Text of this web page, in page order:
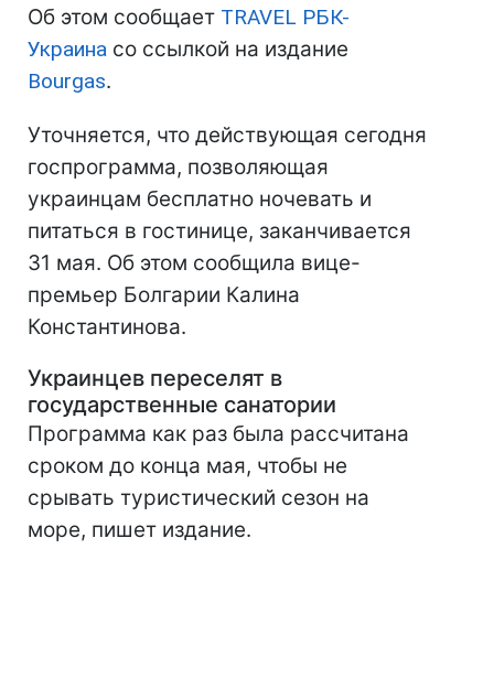
Об этом сообщает TRAVEL РБК-
Украина со ссылкой на издание
Bourgas.
Уточняется, что действующая сегодня
госпрограмма, позволяющая
украинцам бесплатно ночевать и
питаться в гостинице, заканчивается
31 мая. Об этом сообщила вице-
премьер Болгарии Калина
Константинова.
Украинцев переселят в
государственные санатории
Программа как раз была рассчитана
сроком до конца мая, чтобы не
срывать туристический сезон на
море, пишет издание.